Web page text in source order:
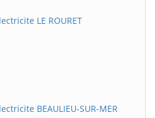
LE ROURET
BEAULIEU-SUR-MER